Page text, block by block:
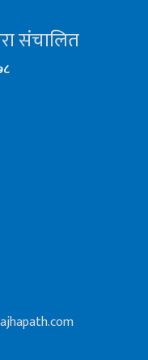
संचालित